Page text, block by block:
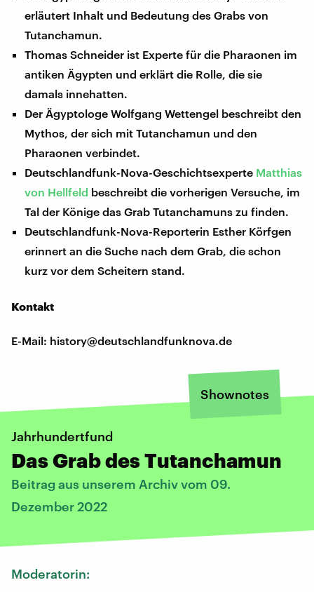
erläutert Inhalt und Bedeutung des Grabs von
Tutanchamun.
Thomas Schneider ist Experte für die Pharaonen im
antiken Ägypten und erklärt die Rolle, die sie
damals innehatten.
Der Ägyptologe Wolfgang Wettengel beschreibt den
Mythos, der sich mit Tutanchamun und den
Pharaonen verbindet.
Deutschlandfunk-Nova-Geschichtsexperte Matthias
von Hellfeld beschreibt die vorherigen Versuche, im
Tal der Könige das Grab Tutanchamuns zu finden.
Deutschlandfunk-Nova-Reporterin Esther Körfgen
erinnert an die Suche nach dem Grab, die schon
kurz vor dem Scheitern stand.
Kontakt
E-Mail: history@deutschlandfunknova.de
Shownotes
Jahrhundertfund
Das Grab des Tutanchamun
Beitrag aus unserem Archiv vom 09.
Dezember 2022
Moderatorin: